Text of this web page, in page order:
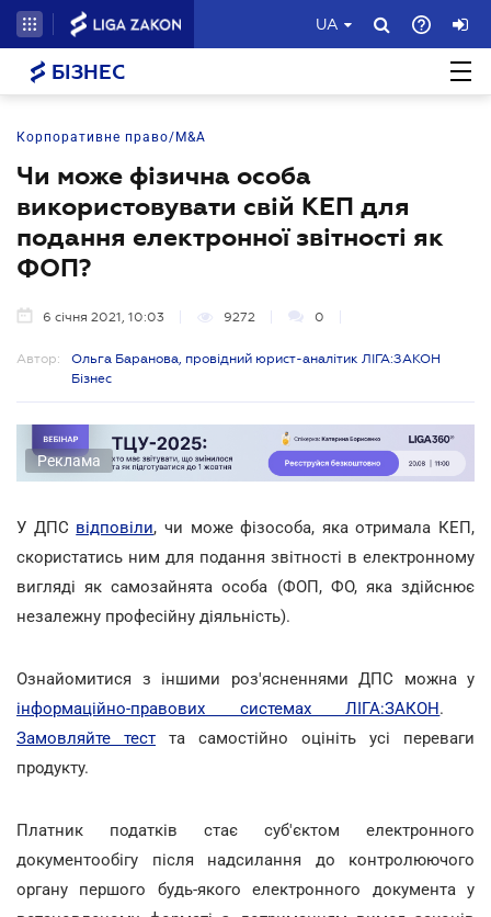
UA
БІЗНЕС
Корпоративне право/M&A
Чи може фізична особа
використовувати свій КЕП для
подання електронної звітності як
ФОП?
6 січня 2021, 10:03 9272 0
Автор:
Ольга Баранова, провідний юрист-аналітик ЛІГА:ЗАКОН
Бізнес
Реклама
У ДПС відповіли, чи може фізособа, яка отримала КЕП,
скористатись ним для подання звітності в електронному
вигляді як самозайнята особа (ФОП, ФО, яка здійснює
незалежну професійну діяльність).
Ознайомитися з іншими роз'ясненнями ДПС можна у
інформаційно-правових системах ЛІГА:ЗАКОН.
Замовляйте тест та самостійно оцініть усі переваги
продукту.
Платник податків стає суб'єктом електронного
документообігу після надсилання до контролюючого
органу першого будь-якого електронного документа у